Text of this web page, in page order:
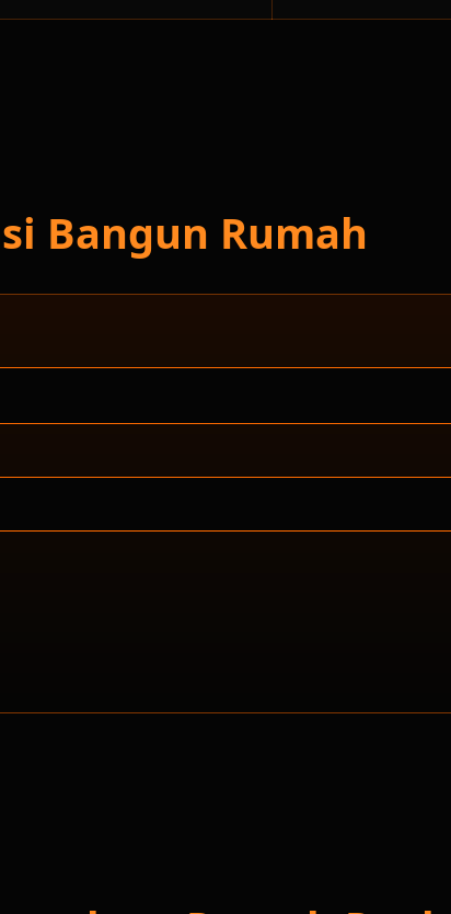
Bangun Rumah